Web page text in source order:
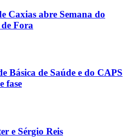
Caxias abre Semana do
Fora
Básica de Saúde e do CAPS
fase
e Sérgio Reis